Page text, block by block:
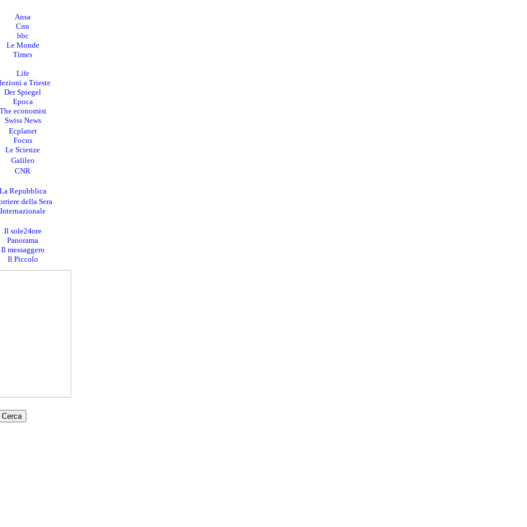
Ansa
Cnn
bbc
Le Monde
Times
Life
a Trieste
Der Spiegel
Epoca
economist
Swiss News
Ecplanet
Focus
Le Scienze
Galileo
CNR
Repubblica
della Sera
Internazionale
Il sole24ore
Panorama
Il messaggero
Il Piccolo